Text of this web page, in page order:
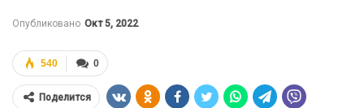
Опубликовано Окт 5, 2022
0
540
Поделится